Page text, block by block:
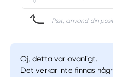
Psst, använd din
Oj, detta var ovanligt.
Det verkar inte finnas